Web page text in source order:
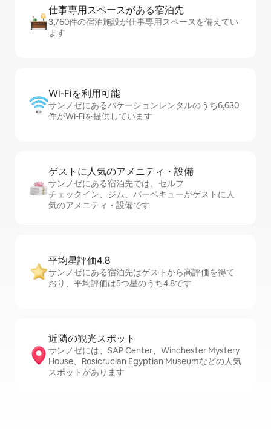
仕事専用ス⁠ペ⁠ー⁠スがあ⁠る宿⁠泊⁠先
3,760件の宿泊施設が仕事専用スペースを備えてい
ます
Wi-Fiを利⁠用⁠可⁠能
サンノゼにあるバケーションレンタルのうち6,630
件がWi-Fiを提供しています
ゲストに人⁠気⁠のア⁠メ⁠ニ⁠テ⁠ィ・設⁠備
サンノゼにある宿泊先では、セ⁠ル⁠フ
チ⁠ェ⁠ッ⁠ク⁠イ⁠ン、ジム、バーベキューがゲストに人
気のアメニティ・設備です
平均星評価4.8
サンノゼにある宿泊先はゲストから高評価を得て
おり、平均評価は5つ星のうち4.8です
近隣の観光ス⁠ポ⁠ッ⁠ト
サンノゼには、SAP Center、Winchester Mystery
House、Rosicrucian Egyptian Museumなどの人気
スポットがあります